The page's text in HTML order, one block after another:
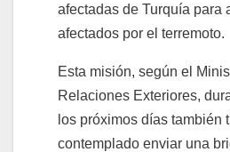
afectadas de Turquía para
afectados por el terremoto.
Esta misión, según el
Relaciones Exteriores,
los próximos días también
contemplado enviar una